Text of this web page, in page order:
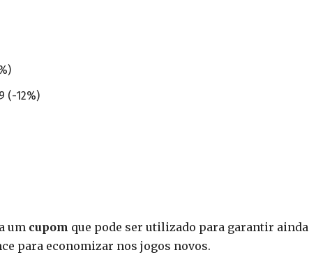
(-12%)
um cupom que pode ser utilizado para garantir ainda
para economizar nos jogos novos.